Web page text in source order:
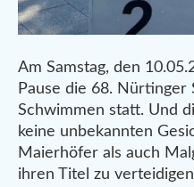
Am Samstag, den
Pause die 68.
Schwimmen statt. Und
keine unbekannten
Maierhöfer als auch
ihren Titel zu